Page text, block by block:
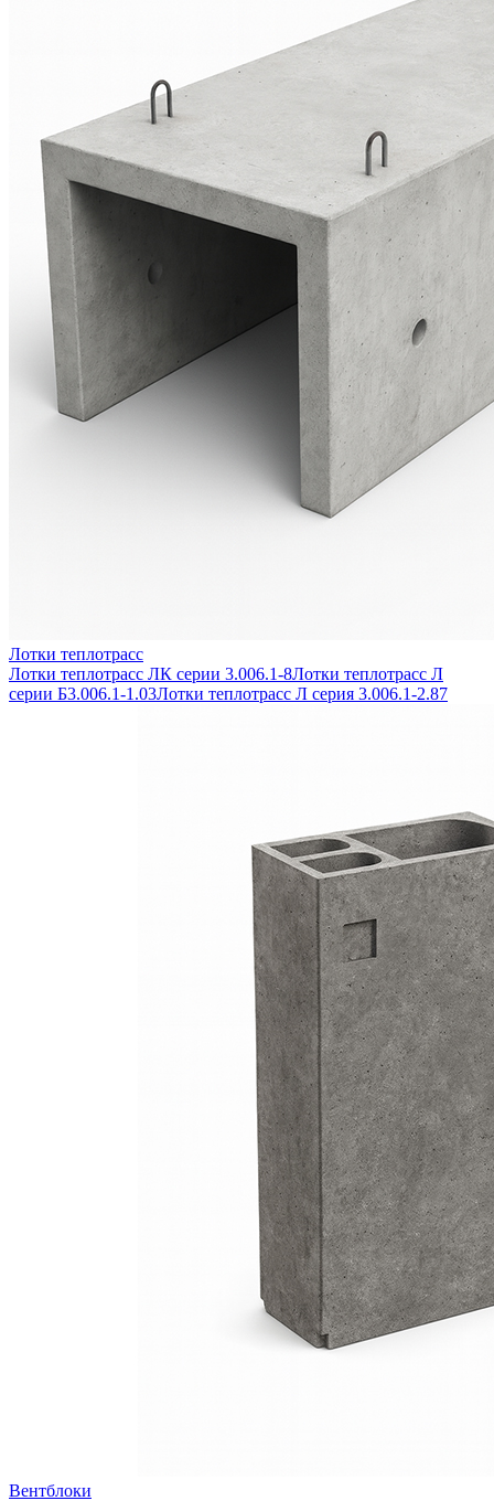
Лотки теплотрасс
Лотки теплотрасс ЛК серии 3.006.1-8Лотки теплотрасс Л
серии Б3.006.1-1.03Лотки теплотрасс Л серия 3.006.1-2.87
Вентблоки